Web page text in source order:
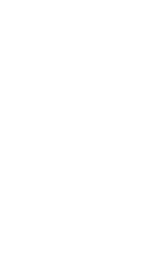
Esta mañana se
iniciativa
que celebra su
HostelClinic y
octubre, y se